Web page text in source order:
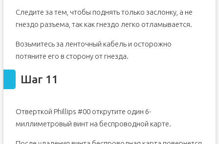
Следите за тем, чтобы поднять только заслонку, а не
гнездо разъема, так как гнездо легко отламывается.
Возьмитесь за ленточный кабель и осторожно
потяните его в сторону от гнезда.
Шаг 11
Отверткой Phillips #00 открутите один 6-
миллиметровый винт на беспроводной карте.